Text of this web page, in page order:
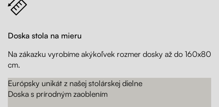
Doska stola na mieru
Na zákazku vyrobíme akýkoľvek rozmer dosky až do 160x80
cm.
Európsky unikát z našej stolárskej dielne
Doska s prírodným zaoblením